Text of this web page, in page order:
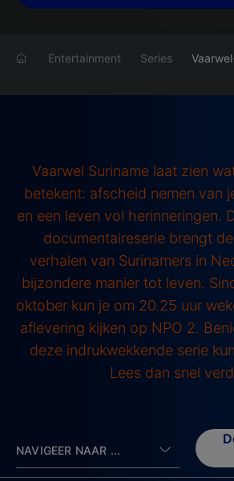
Entertainment Series
Vaarwel Suriname laat zien
betekent: afscheid nemen van
en een leven vol herinneringen.
documentaireserie brengt
verhalen van Surinamers in
bijzondere manier tot leven.
oktober kun je om 20.25 uur
aflevering kijken op NPO 2.
deze indrukwekkende serie
Lees dan snel
NAVIGEER NAAR ...